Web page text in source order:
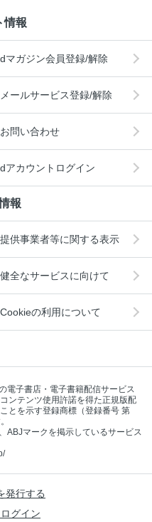
情報
dマガジン会員登録/解除
メールサービス登録/解除
お問い合わせ
dアカウントログイン
報
提供事業者等に関する表示
健全なサービスに向けて
Cookieの利用について
電子書店・電子書籍配信サービス
ンテンツ使用許諾を得た正規版配
とを示す登録商標（登録番号 第
ABJマークを掲示しているサービス
発行する
グイン